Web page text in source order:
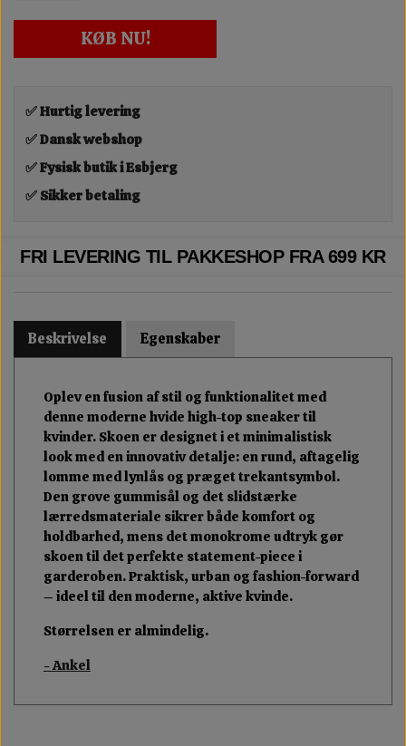
KØB NU!
✅ Hurtig levering
✅ Dansk webshop
✅ Fysisk butik i Esbjerg
✅ Sikker betaling
FRI LEVERING TIL PAKKESHOP FRA 699 KR
Beskrivelse Egenskaber
Oplev en fusion af stil og funktionalitet med
denne moderne hvide high-top sneaker til
kvinder. Skoen er designet i et minimalistisk
look med en innovativ detalje: en rund, aftagelig
lomme med lynlås og præget trekantsymbol.
Den grove gummisål og det slidstærke
lærredsmateriale sikrer både komfort og
holdbarhed, mens det monokrome udtryk gør
skoen til det perfekte statement-piece i
garderoben. Praktisk, urban og fashion-forward
– ideel til den moderne, aktive kvinde.
Størrelsen er almindelig.
- Ankel